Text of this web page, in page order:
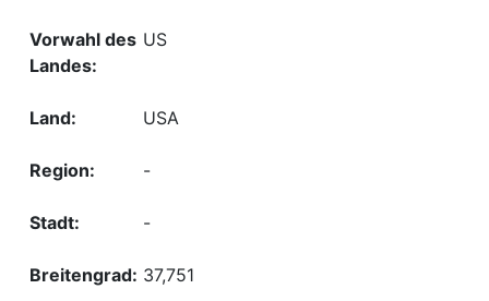
US
USA
-
-
37,751